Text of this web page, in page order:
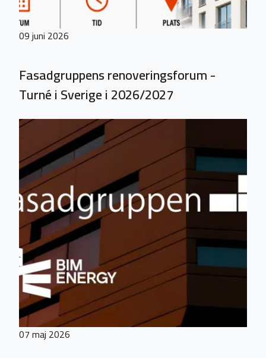
09 juni 2026
Fasadgruppens renoveringsforum -
Turné i Sverige i 2026/2027
07 maj 2026